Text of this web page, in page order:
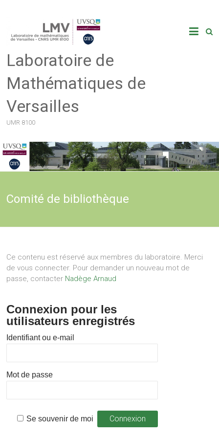
Laboratoire de
Mathématiques de
Versailles
UMR 8100
Comité de bibliothèque
Ce contenu est réservé aux membres du laboratoire. Merci
de vous connecter. Pour demander un nouveau mot de
passe, contacter Nadège Arnaud
Connexion pour les
utilisateurs enregistrés
Identifiant ou e-mail
Mot de passe
Se souvenir de moi